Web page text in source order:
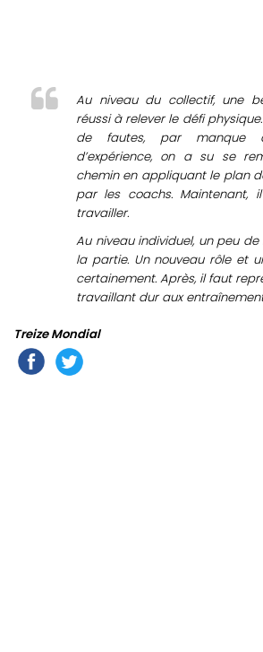
Au niveau du collectif, une
réussi à relever le défi
de fautes, par manque
d’expérience, on a su se
chemin en appliquant le plan
par les coachs. Maintenant,
travailler.
Au niveau individuel, un peu
la partie. Un nouveau rôle et
certainement. Après, il faut
travaillant dur aux
Treize Mondial